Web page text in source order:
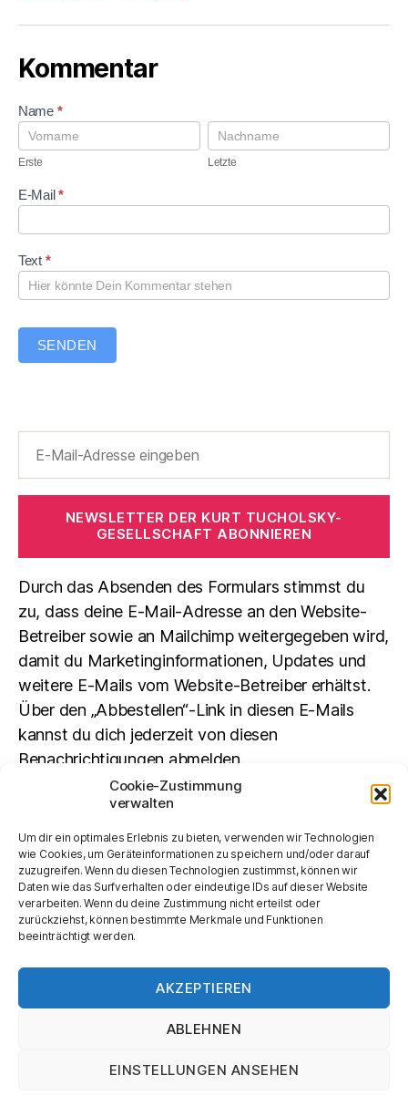
Cookie-Zustimmung
verwalten
Um dir ein optimales Erlebnis zu bieten, verwenden wir Technologien
wie Cookies, um Geräteinformationen zu speichern und/oder darauf
zuzugreifen. Wenn du diesen Technologien zustimmst, können wir
Daten wie das Surfverhalten oder eindeutige IDs auf dieser Website
verarbeiten. Wenn du deine Zustimmung nicht erteilst oder
zurückziehst, können bestimmte Merkmale und Funktionen
beeinträchtigt werden.
AKZEPTIEREN
ABLEHNEN
EINSTELLUNGEN ANSEHEN
Kommentar
K
o
m
n
t
Name *
E
r
s
e
Erste
L
e
t
e
Letzte
E-Mail*
Text *
SENDEN
NEWSLETTER DER KURT TUCHOLSKY-
GESELLSCHAFT ABONNIEREN
Durch das Absenden des Formulars stimmst du
zu, dass deine E-Mail-Adresse an den Website-
Betreiber sowie an Mailchimp weitergegeben wird,
damit du Marketinginformationen, Updates und
weitere E-Mails vom Website-Betreiber erhältst.
Über den „Abbestellen“-Link in diesen E-Mails
kannst du dich jederzeit von diesen
Benachrichtigungen abmelden.
SUCHEN
Impressum und Datenschutz